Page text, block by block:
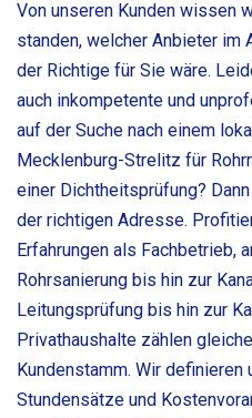
Von unseren Kunden wissen
standen, welcher Anbieter im
der Richtige für Sie wäre.
auch inkompetente und
auf der Suche nach einem
Mecklenburg-Strelitz für
einer Dichtheitsprüfung?
der richtigen Adresse.
Erfahrungen als Fachbetrieb,
Rohrsanierung bis hin zur
Leitungsprüfung bis hin zur
Privathaushalte zählen
Kundenstamm. Wir definieren
Stundensätze und